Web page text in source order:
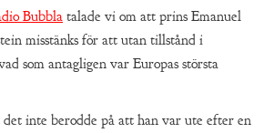
Bubblatalade vi om att prins Emanuel
misstänks för att utan tillstånd i
som antagligen var Europas största
inte berodde på att han var ute efter en